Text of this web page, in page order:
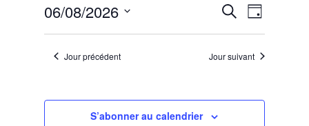
6
août
2026
de
Recherche
de
vues
Jour
06/08/2026
date.Jour précédent Jour suivant
S’abonner au calendrier